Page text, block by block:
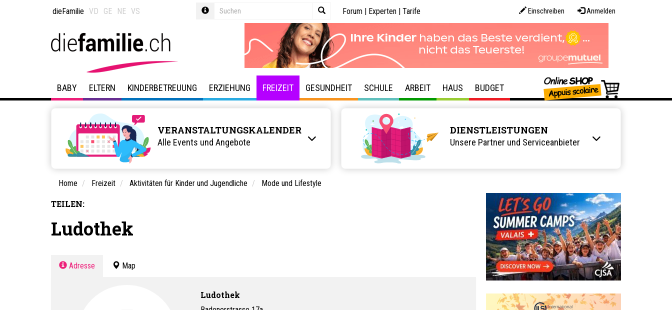
dieFamilie VD GE NE VS Einschreiben Anmelden
Forum | Experten | Tarife
BABY ELTERN KINDERBETREUUNG ERZIEHUNG FREIZEIT GESUNDHEIT SCHULE ARBEIT HAUS BUDGET
VERANSTALTUNGSKALENDER
Alle Events und Angebote
DIENSTLEISTUNGEN
Unsere Partner und Serviceanbieter
Home Freizeit Aktivitäten für Kinder und Jugendliche Mode und Lifestyle
TEILEN:
Ludothek
Adresse Map
Ludothek